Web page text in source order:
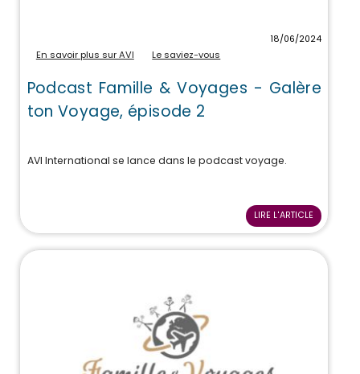
18/06/2024
En savoir plus sur AVI Le saviez-vous
Podcast Famille & Voyages - Galère
ton Voyage, épisode 2
AVI International se lance dans le podcast voyage.
LIRE L'ARTICLE